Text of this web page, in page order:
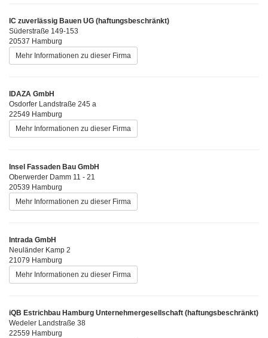
IC zuverlässig Bauen UG (haftungsbeschränkt)
Süderstraße 149-153
20537 Hamburg
Mehr Informationen zu dieser Firma
IDAZA GmbH
Osdorfer Landstraße 245 a
22549 Hamburg
Mehr Informationen zu dieser Firma
Insel Fassaden Bau GmbH
Oberwerder Damm 11 - 21
20539 Hamburg
Mehr Informationen zu dieser Firma
Intrada GmbH
Neuländer Kamp 2
21079 Hamburg
Mehr Informationen zu dieser Firma
iQB Estrichbau Hamburg Unternehmergesellschaft (haftungsbeschränkt)
Wedeler Landstraße 38
22559 Hamburg